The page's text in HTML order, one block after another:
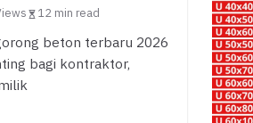
12 min read
beton terbaru 2026
bagi kontraktor,